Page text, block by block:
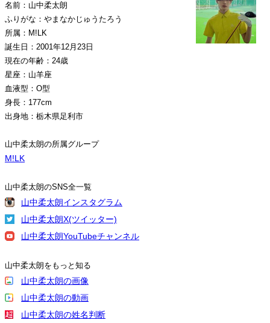
名前：山中柔太朗
ふりがな：やまなかじゅうたろう
所属：M!LK
誕生日：2001年12月23日
現在の年齢：24歳
星座：山羊座
血液型：O型
身長：177cm
出身地：栃木県足利市
山中柔太朗の所属グループ
M!LK
山中柔太朗のSNS全一覧
山中柔太朗インスタグラム
山中柔太朗X(ツイッター)
山中柔太朗YouTubeチャンネル
山中柔太朗をもっと知る
山中柔太朗の画像
山中柔太朗の動画
山中柔太朗の姓名判断